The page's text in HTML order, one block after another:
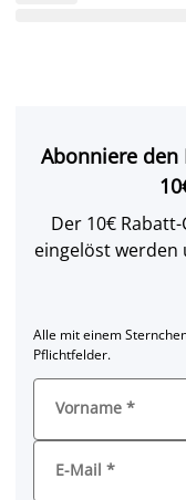
Abonniere
Der 10€
eingelöst werden
Alle mit einem
Pflichtfelder.
Vorname *
E-Mail *